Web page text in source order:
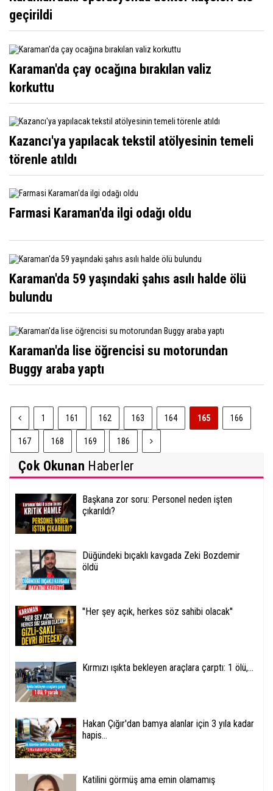
geçirildi
Karaman'da çay ocağına bırakılan valiz
korkuttu
Kazancı'ya yapılacak tekstil atölyesinin temeli
törenle atıldı
Farmasi Karaman'da ilgi odağı oldu
Karaman'da 59 yaşındaki şahıs asılı halde ölü
bulundu
Karaman'da lise öğrencisi su motorundan
Buggy araba yaptı
1 161 162 163 164 165 166
167 168 169 186
Çok Okunan Haberler
Başkana zor soru: Personel neden işten
çıkarıldı?
Düğündeki bıçaklı kavgada Zeki Bozdemir
öldü
''Her şey açık, herkes söz sahibi olacak''
Kırmızı ışıkta bekleyen araçlara çarptı: 1 ölü,...
Hakan Çığır'dan bamya alanlar için 3 yıla kadar
hapis...
Katilini görmüş ama emin olamamış